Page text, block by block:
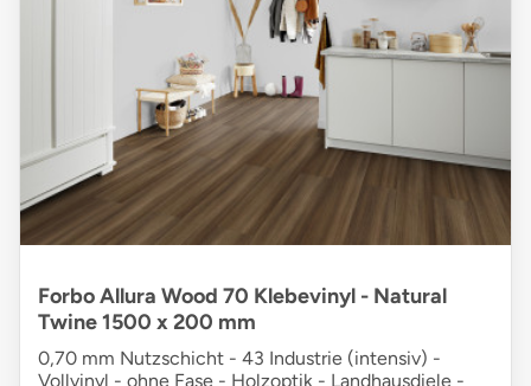
Forbo Allura Wood 70 Klebevinyl - Natural
Twine 1500 x 200 mm
0,70 mm Nutzschicht - 43 Industrie (intensiv) -
Vollvinyl - ohne Fase - Holzoptik - Landhausdiele -